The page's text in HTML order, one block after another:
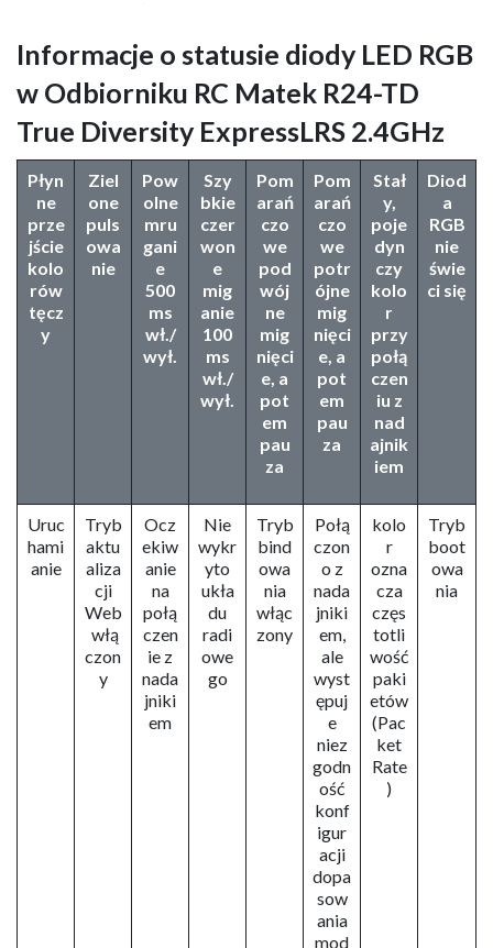
Informacje o statusie diody LED RGB
w Odbiorniku RC Matek R24-TD
True Diversity ExpressLRS 2.4GHz
Płyn
ne
prze
jście
kolo
rów
tęcz
y
Ziel
one
puls
owa
nie
Pow
olne
mru
gani
e
500
ms
wł./
wył.
Szy
bkie
czer
won
e
mig
anie
100
ms
wł./
wył.
Pom
arań
czo
we
pod
wój
ne
mig
nięci
e, a
pot
em
pau
za
Pom
arań
czo
we
potr
ójne
mig
nięci
e, a
pot
em
pau
za
Stał
y,
poje
dyn
czy
kolo
r
przy
połą
czen
iu z
nad
ajnik
iem
Diod
a
RGB
nie
świe
ci się
Uruc
hami
anie
Tryb
aktu
aliza
cji
Web
włą
czon
y
Ocz
ekiw
anie
na
połą
czen
ie z
nada
jniki
em
Nie
wykr
yto
ukła
du
radi
owe
go​
Tryb
bind
owa
nia
włąc
zony
Połą
czon
o z
nada
jniki
em,
ale
wyst
ępuj
e
niez
godn
ość
konf
igur
acji
dopa
sow
ania
mod
kolo
r
ozna
cza
częs
totli
wość
paki
etów
(Pac
ket
Rate
)
Tryb
boot
owa
nia